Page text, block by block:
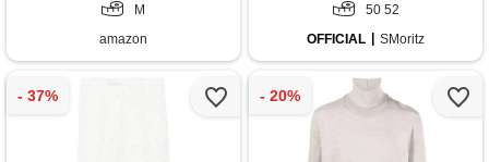
M
amazon
50 52
OFFICIAL
SMoritz